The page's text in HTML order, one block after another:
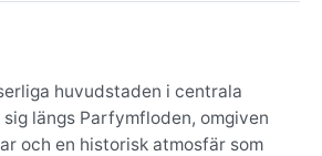
huvudstaden i centrala
längs Parfymfloden, omgiven
och en historisk atmosfär som